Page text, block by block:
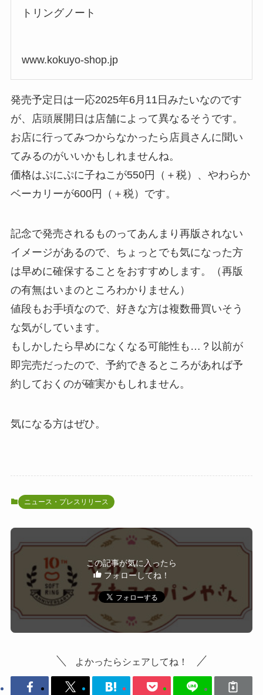
www.kokuyo-shop.jp
発売予定日は一応2025年6月11日みたいなのです
が、店頭展開日は店舗によって異なるそうです。
お店に行ってみつからなかったら店員さんに聞い
てみるのがいいかもしれませんね。
価格はぷにぷに子ねこが550円（＋税）、やわらか
ベーカリーが600円（＋税）です。
記念で発売されるものってあんまり再版されない
イメージがあるので、ちょっとでも気になった方
は早めに確保することをおすすめします。（再版
の有無はいまのところわかりません）
値段もお手頃なので、好きな方は複数冊買いそう
な気がしています。
もしかしたら早めになくなる可能性も…？以前が
即完売だったので、予約できるところがあれば予
約しておくのが確実かもしれません。
気になる方はぜひ。
ニュース・プレスリリース
この記事が気に入ったら
フォローしてね！
よかったらシェアしてね！